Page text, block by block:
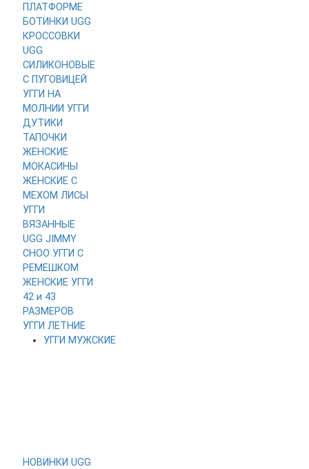
ПЛАТФОРМЕ
БОТИНКИ UGG
КРОССОВКИ
UGG
СИЛИКОНОВЫЕ
С ПУГОВИЦЕЙ
УГГИ НА
МОЛНИИ УГГИ
ДУТИКИ
ТАПОЧКИ
ЖЕНСКИЕ
МОКАСИНЫ
ЖЕНСКИЕ С
МЕХОМ ЛИСЫ
УГГИ
ВЯЗАННЫЕ
UGG JIMMY
CHOO УГГИ С
РЕМЕШКОМ
ЖЕНСКИЕ УГГИ
42 и 43
РАЗМЕРОВ
УГГИ ЛЕТНИЕ
УГГИ МУЖСКИЕ
НОВИНКИ UGG